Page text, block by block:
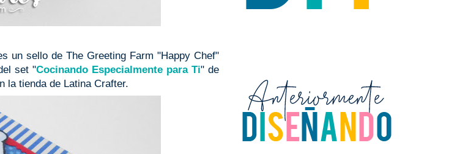
un sello de The Greeting Farm "Happy Chef"
set "Cocinando Especialmente para Ti" de
la tienda de Latina Crafter.